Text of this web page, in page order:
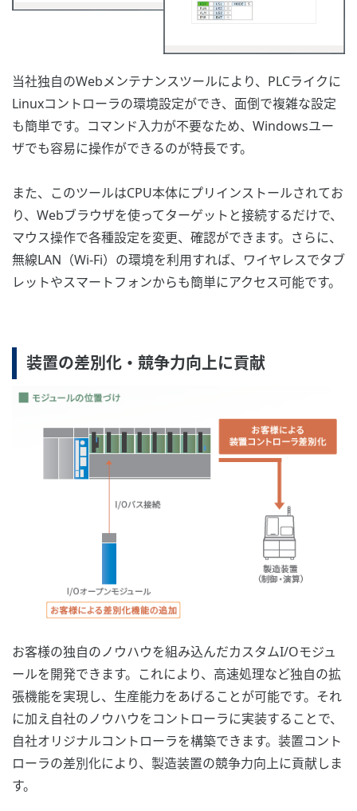
当社独自のWebメンテナンスツールにより、PLCライクに
Linuxコントローラの環境設定ができ、面倒で複雑な設定
も簡単です。コマンド入力が不要なため、Windowsユー
ザでも容易に操作ができるのが特長です。
また、このツールはCPU本体にプリインストールされてお
り、Webブラウザを使ってターゲットと接続するだけで、
マウス操作で各種設定を変更、確認ができます。さらに、
無線LAN（Wi-Fi）の環境を利用すれば、ワイヤレスでタブ
レットやスマートフォンからも簡単にアクセス可能です。
装置の差別化・競争力向上に貢献
お客様の独自のノウハウを組み込んだカスタムI/Oモジュ
ールを開発できます。これにより、高速処理など独自の拡
張機能を実現し、生産能力をあげることが可能です。それ
に加え自社のノウハウをコントローラに実装することで、
自社オリジナルコントローラを構築できます。装置コント
ローラの差別化により、製造装置の競争力向上に貢献しま
す。